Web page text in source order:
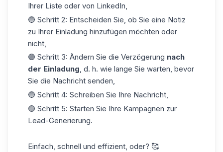
Ihrer Liste oder von LinkedIn,
🔵 Schritt 2: Entscheiden Sie, ob Sie eine Notiz
zu Ihrer Einladung hinzufügen möchten oder
nicht,
🟣 Schritt 3: Ändern Sie die Verzögerung nach
der Einladung, d. h. wie lange Sie warten, bevor
Sie die Nachricht senden,
🔵 Schritt 4: Schreiben Sie Ihre Nachricht,
🟣 Schritt 5: Starten Sie Ihre Kampagnen zur
Lead-Generierung.
Einfach, schnell und effizient, oder? 🥰